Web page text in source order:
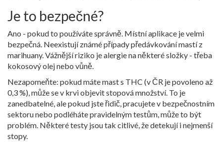
Je to bezpečné?
Ano - pokud to používáte správně. Místní aplikace je velmi
bezpečná. Neexistují známé případy předávkování mastí z
marihuany. Vážnější riziko je alergie na některé složky - třeba
kokosový olej nebo vůně.
Nezapomeňte: pokud máte mast s THC (v ČR je povoleno až
0,3 %), může se v krvi objevit stopová množství. To je
zanedbatelné, ale pokud jste řidič, pracujete v bezpečnostním
sektoru nebo podléháte pravidelným testům, může to být
problém. Některé testy jsou tak citlivé, že detekují i nejmenší
stopy.